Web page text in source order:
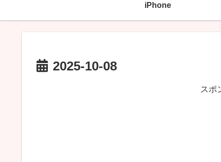
iPhone
2025-10-08
スポ